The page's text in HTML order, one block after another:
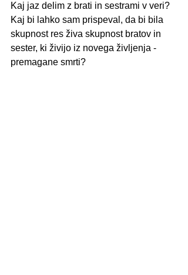
Kaj jaz delim z brati in sestrami v veri?
Kaj bi lahko sam prispeval, da bi bila
skupnost res živa skupnost bratov in
sester, ki živijo iz novega življenja -
premagane smrti?